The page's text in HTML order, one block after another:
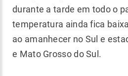
durante a tarde em todo o
temperatura ainda fica
ao amanhecer no Sul e
e Mato Grosso do Sul.